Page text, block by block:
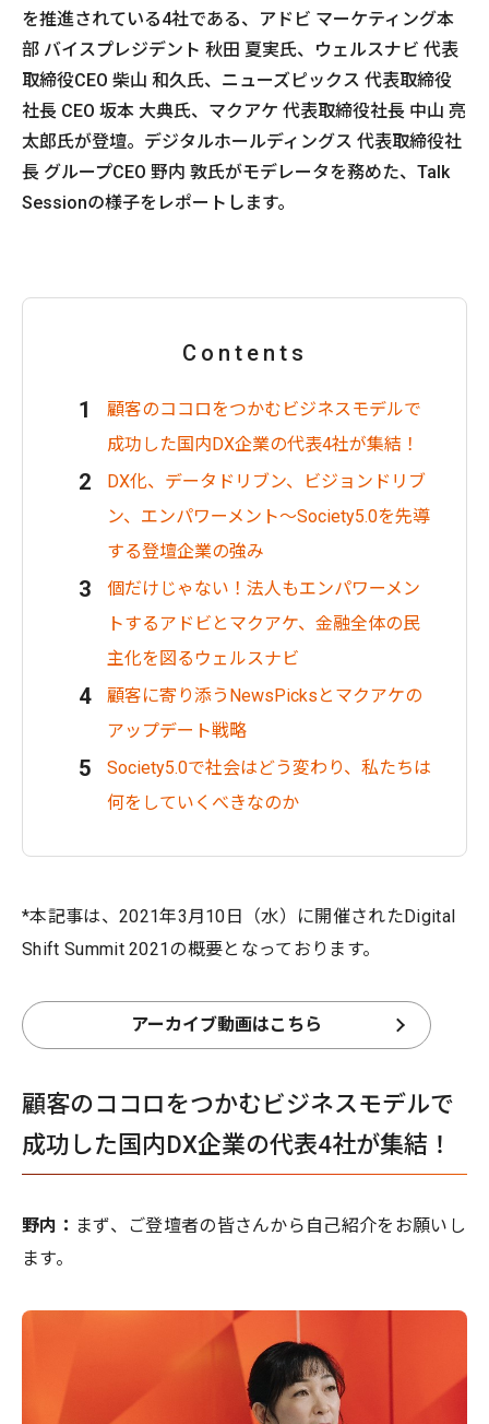
を推進されている4社である、アドビ マーケティング本
部 バイスプレジデント 秋田 夏実氏、ウェルスナビ 代表
取締役CEO 柴山 和久氏、ニューズピックス 代表取締役
社長 CEO 坂本 大典氏、マクアケ 代表取締役社長 中山 亮
太郎氏が登壇。デジタルホールディングス 代表取締役社
長 グループCEO 野内 敦氏がモデレータを務めた、Talk
Sessionの様子をレポートします。
Contents
顧客のココロをつかむビジネスモデルで
成功した国内DX企業の代表4社が集結！
DX化、データドリブン、ビジョンドリブ
ン、エンパワーメント～Society5.0を先導
する登壇企業の強み
個だけじゃない！法人もエンパワーメン
トするアドビとマクアケ、金融全体の民
主化を図るウェルスナビ
顧客に寄り添うNewsPicksとマクアケの
アップデート戦略
Society5.0で社会はどう変わり、私たちは
何をしていくべきなのか
*本記事は、2021年3月10日（水）に開催されたDigital
Shift Summit 2021の概要となっております。
アーカイブ動画はこちら
顧客のココロをつかむビジネスモデルで
成功した国内DX企業の代表4社が集結！
野内： まず、ご登壇者の皆さんから自己紹介をお願いし
ます。